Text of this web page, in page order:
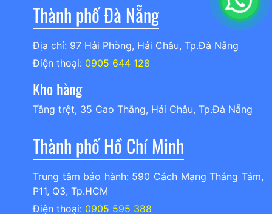
Thành phố Đà Nẵng
Địa chỉ: 97 Hải Phòng, Hải Châu, Tp.Đà Nẵng
Điện thoại: 0905 644 128
Kho hàng
Tầng trệt, 35 Cao Thắng, Hải Châu, Tp.Đà Nẵng
Thành phố Hồ Chí Minh
Trung tâm bảo hành: 590 Cách Mạng Tháng Tám,
P11, Q3, Tp.HCM
Điện thoại: 0905 595 388